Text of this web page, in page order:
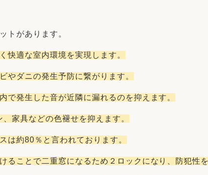
トがあります。
快適な室内環境を実現します。
やダニの発生予防に繋がります。
で発生した音が近隣に漏れるのを抑えます。
家具などの色褪せを抑えます。
％と言われております。
ることで二重窓になるため２ロックになり、防犯性